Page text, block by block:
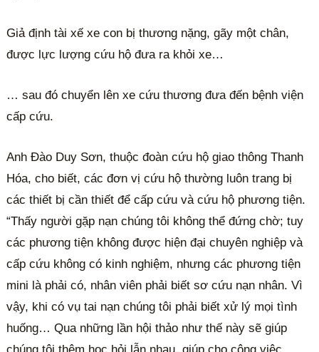
Giả định tài xế xe con bị thương nặng, gãy một chân,
được lực lượng cứu hộ đưa ra khỏi xe…
… sau đó chuyển lên xe cứu thương đưa đến bệnh viện
cấp cứu.
Anh Đào Duy Sơn, thuộc đoàn cứu hộ giao thông Thanh
Hóa, cho biết, các đơn vị cứu hộ thường luôn trang bị
các thiết bị cần thiết để cấp cứu và cứu hộ phương tiện.
“Thấy người gặp nạn chúng tôi không thể đứng chờ; tuy
các phương tiện không được hiện đại chuyên nghiệp và
cấp cứu không có kinh nghiệm, nhưng các phương tiện
mini là phải có, nhân viên phải biết sơ cứu nạn nhân. Vì
vậy, khi có vụ tai nạn chúng tôi phải biết xử lý mọi tình
huống… Qua những lần hội thảo như thế này sẽ giúp